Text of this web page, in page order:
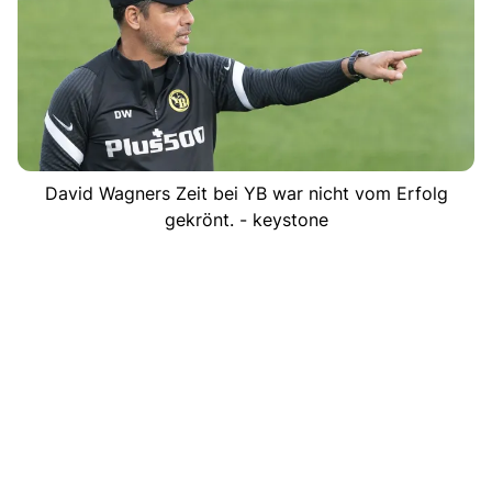
David Wagners Zeit bei YB war nicht vom Erfolg
gekrönt. - keystone